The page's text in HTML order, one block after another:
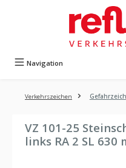
Navigation
Verkehrszeichen
VZ 101-25
links RA 2 SL